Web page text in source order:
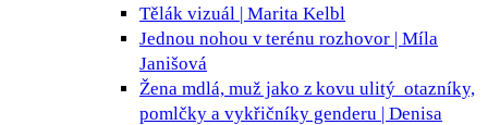
Tělák vizuál | Marita Kelbl
Jednou nohou v terénu rozhovor | Míla
Janišová
Žena mdlá, muž jako z kovu ulitý otazníky,
pomlčky a vykřičníky genderu | Denisa